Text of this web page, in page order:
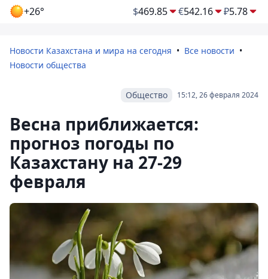
+26° $469.85 €542.16 ₽5.78
Новости Казахстана и мира на сегодня
Все новости
Новости общества
15:12, 26 февраля 2024
Общество
Весна приближается:
прогноз погоды по
Казахстану на 27-29
февраля